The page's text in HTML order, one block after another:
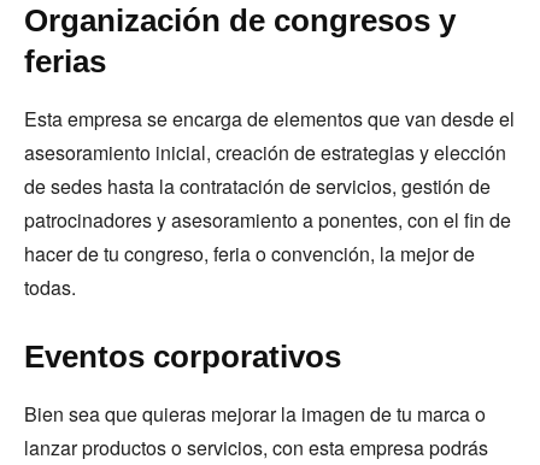
Organización de congresos y
ferias
Esta empresa se encarga de elementos que van desde el
asesoramiento inicial, creación de estrategias y elección
de sedes hasta la contratación de servicios, gestión de
patrocinadores y asesoramiento a ponentes, con el fin de
hacer de tu congreso, feria o convención, la mejor de
todas.
Eventos corporativos
Bien sea que quieras mejorar la imagen de tu marca o
lanzar productos o servicios, con esta empresa podrás